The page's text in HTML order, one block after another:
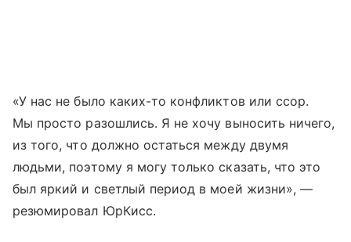
«У нас не было каких-то конфликтов или ссор.
Мы просто разошлись. Я не хочу выносить ничего,
из того, что должно остаться между двумя
людьми, поэтому я могу только сказать, что это
был яркий и светлый период в моей жизни», —
резюмировал ЮрКисс.